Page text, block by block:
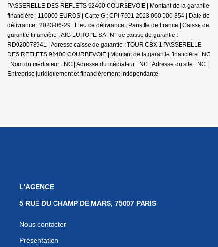
PASSERELLE DES REFLETS 92400 COURBEVOIE | Montant de la garantie
financière : 110000 EUROS | Carte G : CPI 7501 2023 000 000 354 | Date de
délivrance : 2023-06-29 | Lieu de délivrance : Paris Ile de France | Caisse de
garantie financière : AIG EUROPE SA | N° de caisse de garantie :
RD02007894L | Adresse caisse de garantie : TOUR CBX 1 PASSERELLE
DES REFLETS 92400 COURBEVOIE | Montant de la garantie financière : NC
| Nom du médiateur : NC | Adresse du médiateur : NC | Adresse du site : NC |
Entreprise juridiquement et financièrement indépendante
L'AGENCE
5 RUE DU CHAMP DE MARS, 75007 PARIS
Nous contacter
Présentation